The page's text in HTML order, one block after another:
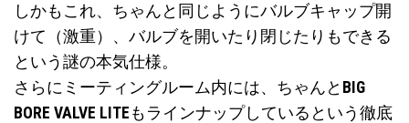
しかもこれ、ちゃんと同じようにバルブキャップ開
けて（激重）、バルブを開いたり閉じたりもできる
という謎の本気仕様。
さらにミーティングルーム内には、ちゃんと BIG
BORE VALVE LITE もラインナップしているという徹底